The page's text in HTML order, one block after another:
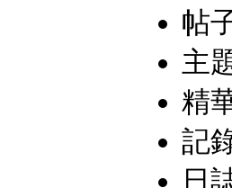
帖
主
精
記
日